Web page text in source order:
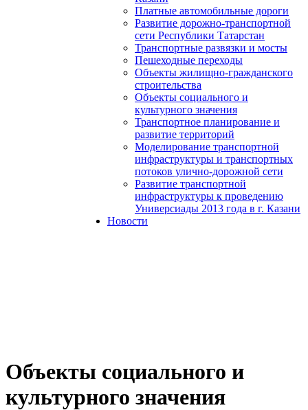
Платные автомобильные дороги
Развитие дорожно-транспортной
сети Республики Татарстан
Транспортные развязки и мосты
Пешеходные переходы
Объекты жилищно-гражданского
строительства
Объекты социального и
культурного значения
Транспортное планирование и
развитие территорий
Моделирование транспортной
инфраструктуры и транспортных
потоков улично-дорожной сети
Развитие транспортной
инфраструктуры к проведению
Универсиады 2013 года в г. Казани
Новости
Объекты социального и
культурного значения